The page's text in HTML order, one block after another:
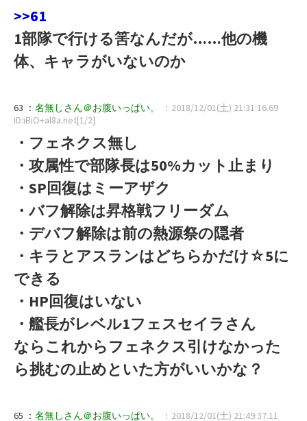
>>61
1部隊で行ける筈なんだが……他の機
体、キャラがいないのか
63 ： 名無しさん＠お腹いっぱい。
：2018/12/01(土) 21:31:16.69
ID:iBiO+al8a.net[1/2]
・フェネクス無し
・攻属性で部隊長は50%カット止まり
・SP回復はミーアザク
・バフ解除は昇格戦フリーダム
・デバフ解除は前の熱源祭の隠者
・キラとアスランはどちらかだけ☆5に
できる
・HP回復はいない
・艦長がレベル1フェスセイラさん
ならこれからフェネクス引けなかった
ら挑むの止めといた方がいいかな？
65 ： 名無しさん＠お腹いっぱい。 ：2018/12/01(土) 21:49:37.11